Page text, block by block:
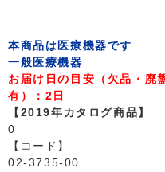
本商品は医療機器です
一般医療機器
お届け日の目安（欠品・
有）：2日
【2019年カタログ商品】
0
【コード】
02-3735-00